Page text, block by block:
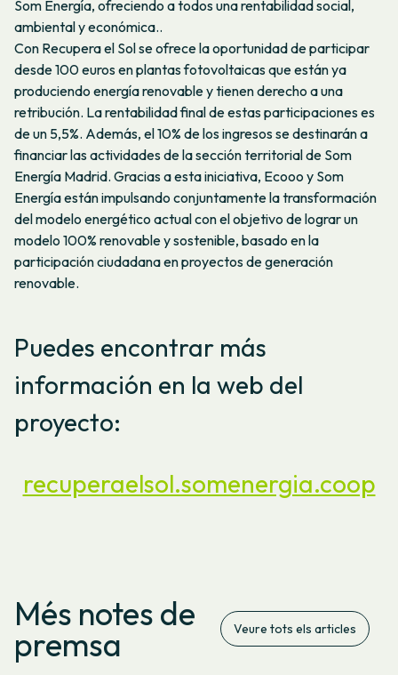
Som Energía, ofreciendo a todos una rentabilidad social,
ambiental y económica..
Con Recupera el Sol se ofrece la oportunidad de participar
desde 100 euros en plantas fotovoltaicas que están ya
produciendo energía renovable y tienen derecho a una
retribución. La rentabilidad final de estas participaciones es
de un 5,5%. Además, el 10% de los ingresos se destinarán a
financiar las actividades de la sección territorial de Som
Energía Madrid. Gracias a esta iniciativa, Ecooo y Som
Energía están impulsando conjuntamente la transformación
del modelo energético actual con el objetivo de lograr un
modelo 100% renovable y sostenible, basado en la
participación ciudadana en proyectos de generación
renovable.
Puedes encontrar más
información en la web del
proyecto:
recuperaelsol.somenergia.coop
Més notes de
premsa Veure tots els articles